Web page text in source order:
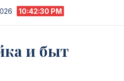
10:42:31 PM
и быт